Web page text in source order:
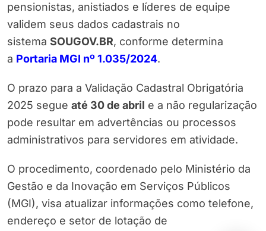
pensionistas, anistiados e líderes de equipe
validem seus dados cadastrais no
sistema SOUGOV.BR, conforme determina
a Portaria MGI nº 1.035/2024.
O prazo para a Validação Cadastral Obrigatória
2025 segue até 30 de abril e a não regularização
pode resultar em advertências ou processos
administrativos para servidores em atividade.
O procedimento, coordenado pelo Ministério da
Gestão e da Inovação em Serviços Públicos
(MGI), visa atualizar informações como telefone,
endereço e setor de lotação de